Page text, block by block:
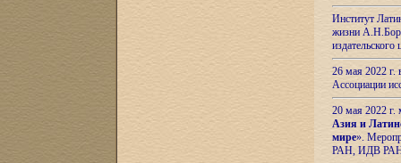
Институт
жизни
26 мая 2022
Ассоциации
20 мая 2022
Азия и
мире».
РАН, ИДВ